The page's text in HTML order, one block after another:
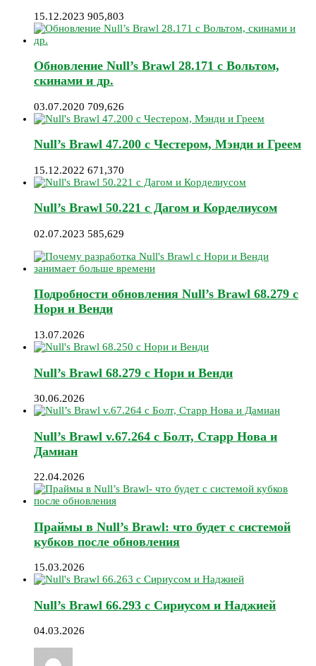
15.12.2023 905,803
Обновление Null’s Brawl 28.171 с Вольтом,
скинами и др.
03.07.2020 709,626
Null’s Brawl 47.200 с Честером, Мэнди и Греем
15.12.2022 671,370
Null’s Brawl 50.221 с Дагом и Корделиусом
02.07.2023 585,629
Подробности обновления Null’s Brawl 68.279 с
Нори и Венди
13.07.2026
Null’s Brawl 68.279 с Нори и Венди
30.06.2026
Null’s Brawl v.67.264 с Болт, Старр Нова и
Дамиан
22.04.2026
Праймы в Null’s Brawl: что будет с системой
кубков после обновления
15.03.2026
Null’s Brawl 66.293 с Сириусом и Наджией
04.03.2026